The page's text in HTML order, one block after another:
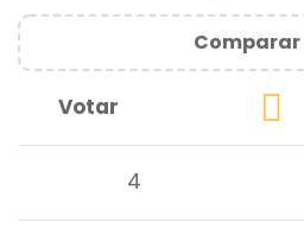
Comparar
Votar
4